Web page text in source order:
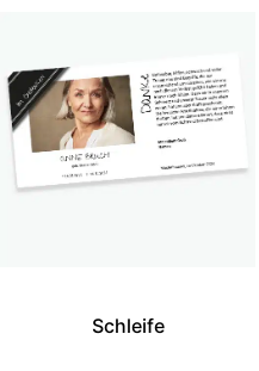
Schleife